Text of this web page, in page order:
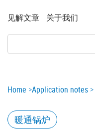
Top
见解文章 关于我们
Breadcrumb
Home Application notes
暖通锅炉